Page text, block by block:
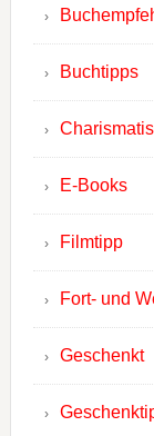
Buchtipps
E-Books
Filmtipp
Fort- und
Geschenkt